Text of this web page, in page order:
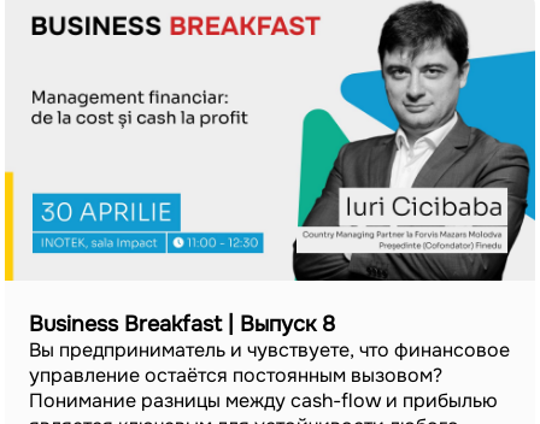
Business Breakfast | Выпуск 8
Вы предприниматель и чувствуете, что финансовое
управление остаётся постоянным вызовом?
Понимание разницы между cash-flow и прибылью